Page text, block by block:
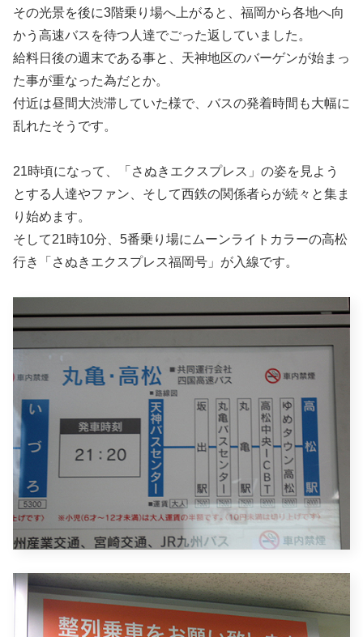
その光景を後に3階乗り場へ上がると、福岡から各地へ向
かう高速バスを待つ人達でごった返していました。
給料日後の週末である事と、天神地区のバーゲンが始まっ
た事が重なった為だとか。
付近は昼間大渋滞していた様で、バスの発着時間も大幅に
乱れたそうです。
21時頃になって、「さぬきエクスプレス」の姿を見よう
とする人達やファン、そして西鉄の関係者らが続々と集ま
り始めます。
そして21時10分、5番乗り場にムーンライトカラーの高松
行き「さぬきエクスプレス福岡号」が入線です。